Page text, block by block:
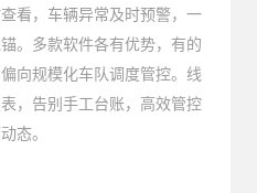
看，车辆异常及时预警，一
。多款软件各有优势，有的
向规模化车队调度管控。线
，告别手工台账，高效管控
态。